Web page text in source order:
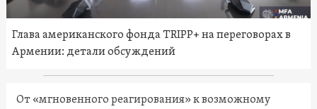
Глава американского фонда TRIPP+ на переговорах в
Армении: детали обсуждений
От «мгновенного реагирования» к возможному